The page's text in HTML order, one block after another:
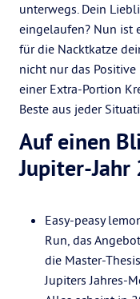
unterwegs. Dein
eingelaufen? Nun ist
für die Nacktkatze
nicht nur das
einer Extra-Portion
Beste aus jeder
Auf einen
Jupiter-
Easy-peasy
Run, das
die Master-
Jupiters Jahres-